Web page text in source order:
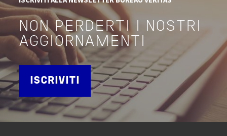
NON PERDERTI I NOSTRI
AGGIORNAMENTI
ISCRIVITI